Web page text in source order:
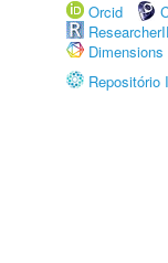
Orcid
Dimensions
Repositório